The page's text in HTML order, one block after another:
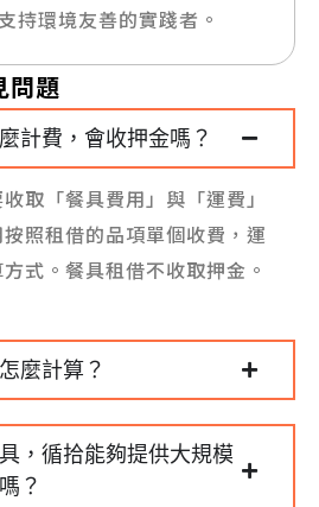
持環境友善的實踐者。
問題
計費，會收押金嗎？
取「餐具費用」與「運費」
照租借的品項單個收費，運
式。餐具租借不收取押金。
麼計算？
，循拾能夠提供大規模
？